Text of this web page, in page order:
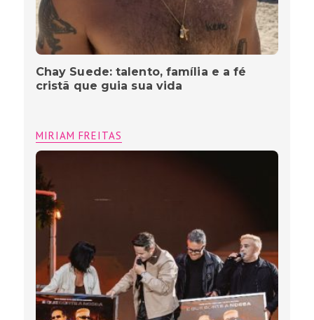
Chay Suede: talento, família e a fé
cristã que guia sua vida
MIRIAM FREITAS